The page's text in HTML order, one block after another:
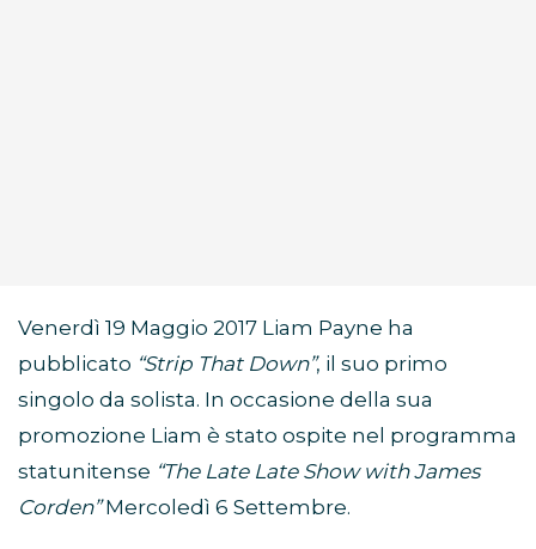
Venerdì 19 Maggio 2017 Liam Payne ha
pubblicato “Strip That Down”, il suo primo
singolo da solista. In occasione della sua
promozione Liam è stato ospite nel programma
statunitense “The Late Late Show with James
Corden”Mercoledì 6 Settembre.